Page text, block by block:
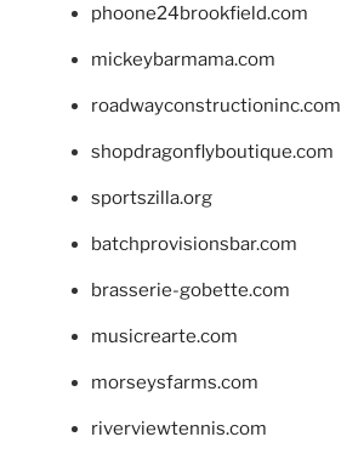
phoone24brookfield.com
mickeybarmama.com
roadwayconstructioninc.com
shopdragonflyboutique.com
sportszilla.org
batchprovisionsbar.com
brasserie-gobette.com
musicrearte.com
morseysfarms.com
riverviewtennis.com